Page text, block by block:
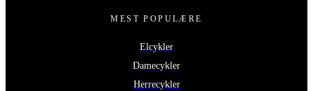
MEST POPULÆRE
Elcykler
Damecykler
Herrecykler